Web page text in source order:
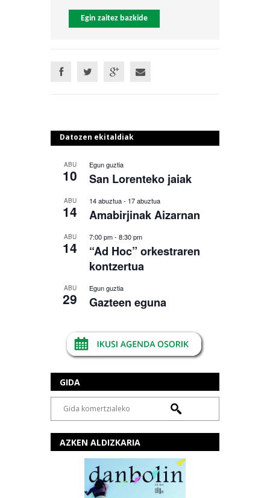
Egin zaitez bazkide
Datozen ekitaldiak
ABU
10
Egun guztia
San Lorenteko jaiak
ABU
14
14 abuztua- 17 abuztua
Amabirjinak Aizarnan
ABU
14
7:00 pm- 8:30 pm
“Ad Hoc” orkestraren
kontzertua
ABU
29
Egun guztia
Gazteen eguna
GIDA
AZKEN ALDIZKARIA